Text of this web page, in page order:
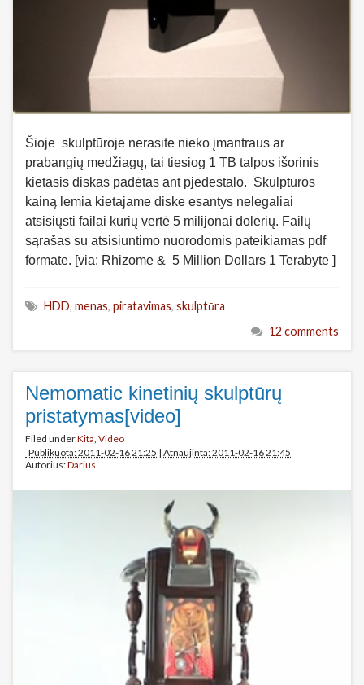
Šioje skulptūroje nerasite nieko įmantraus ar
prabangių medžiagų, tai tiesiog 1 TB talpos išorinis
kietasis diskas padėtas ant pjedestalo. Skulptūros
kainą lemia kietajame diske esantys nelegaliai
atsisiųsti failai kurių vertė 5 milijonai dolerių. Failų
sąrašas su atsisiuntimo nuorodomis pateikiamas pdf
formate. [via: Rhizome & 5 Million Dollars 1 Terabyte ]
HDD, menas, piratavimas, skulptūra
12 comments
Nemomatic kinetinių skulptūrų
pristatymas[video]
Filed underKita, Video
Publikuota: 2011-02-16 21:25 | Atnaujinta: 2011-02-16 21:45
Autorius:Darius